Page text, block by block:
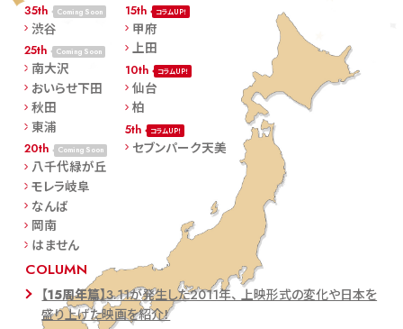
35th Coming Soon
渋谷
25th Coming Soon
南大沢
おいらせ下田
秋田
東浦
20th Coming Soon
八千代緑が丘
モレラ岐阜
なんば
岡南
はません
15th コラムUP！
甲府
上田
10th コラムUP！
仙台
柏
5th コラムUP！
セブンパーク天美
COLUMN
【15周年篇】3.11が発生した2011年、 上映形式の変化や日本を
盛り上げた映画を紹介！